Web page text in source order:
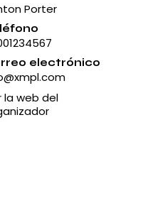
Porter
electrónico
la web del